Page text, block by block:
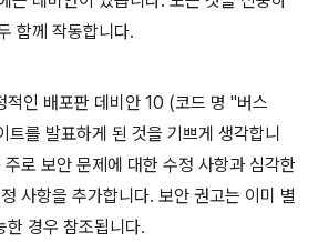
함께 작동합니다.
적인 배포판 데비안 10 (코드 명 "버스
트를 발표하게 된 것을 기쁘게 생각합니
로 보안 문제에 대한 수정 사항과 심각한
사항을 추가합니다. 보안 권고는 이미 별
한 경우 참조됩니다.